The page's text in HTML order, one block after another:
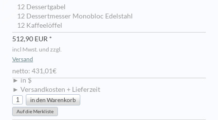
12 Dessertgabel
12 Dessertmesser Monobloc Edelstahl
12 Kaffeelöffel
512,90 EUR *
incl Mwst. und zzgl.
Versand
netto: 431,01€
► in $
► Versandkosten + Lieferzeit